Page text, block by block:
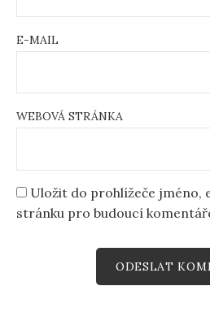
E-MAIL
WEBOVÁ STRÁNKA
Uložit do prohlížeče jméno,
stránku pro budoucí